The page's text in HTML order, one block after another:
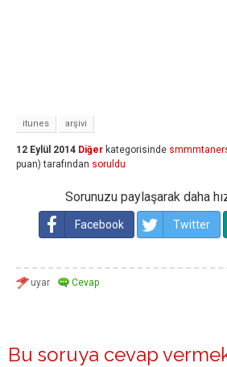
itunes arşivi
12 Eylül 2014 Diğer kategorisinde
puan) tarafından soruldu
Sorunuzu paylaşarak daha
Facebook Twitter
Bu soruya cevap